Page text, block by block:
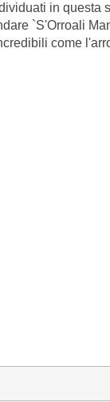
in questa
`S'Orroali
come